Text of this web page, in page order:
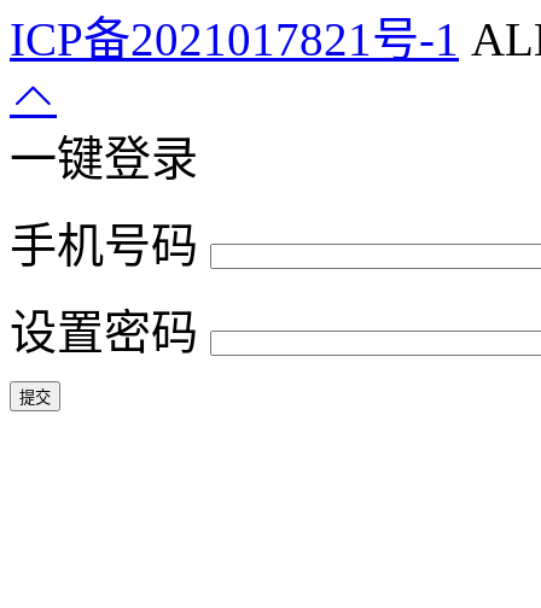
ICP备2021017821号-1
一键登录
手机号码
设置密码